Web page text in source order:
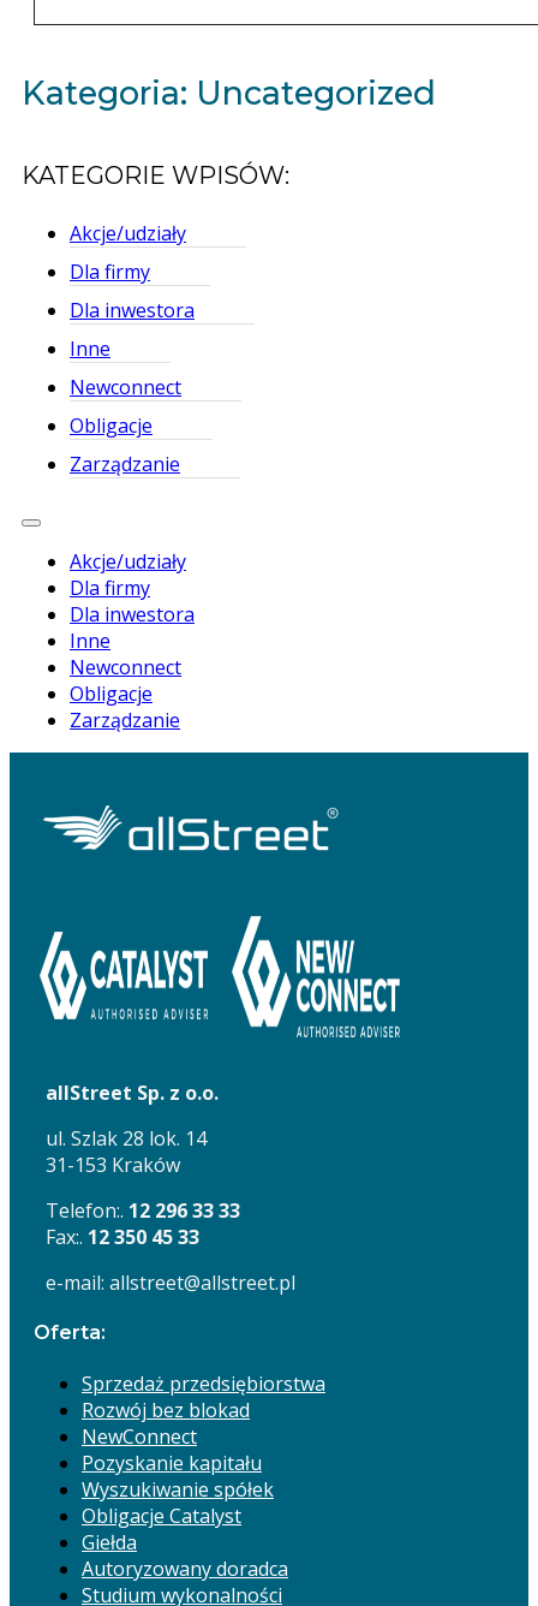
Kategoria: Uncategorized
KATEGORIE WPISÓW:
Akcje/udziały
Dla firmy
Dla inwestora
Inne
Newconnect
Obligacje
Zarządzanie
Akcje/udziały
Dla firmy
Dla inwestora
Inne
Newconnect
Obligacje
Zarządzanie
allStreet Sp. z o.o.
ul. Szlak 28 lok. 14
31-153 Kraków
Telefon:. 12 296 33 33
Fax:. 12 350 45 33
e-mail: allstreet@allstreet.pl
Oferta:
Sprzedaż przedsiębiorstwa
Rozwój bez blokad
NewConnect
Pozyskanie kapitału
Wyszukiwanie spółek
Obligacje Catalyst
Giełda
Autoryzowany doradca
Studium wykonalności